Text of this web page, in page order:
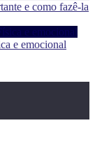
e como fazê-la
e emocional